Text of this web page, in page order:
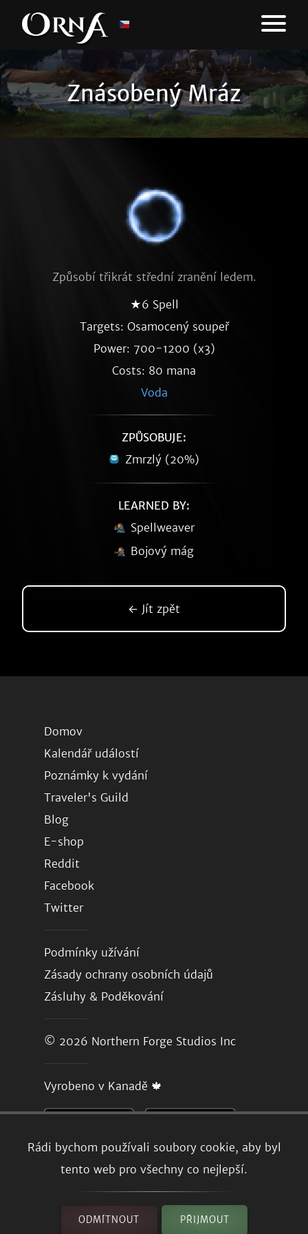
Znásobený Mráz
Rádi bychom používali soubory cookie, aby byl
tento web pro všechny co nejlepší.
ODMÍTNOUT PŘIJMOUT
Způsobí třikrát střední zranění ledem.
★6 Spell
Targets: Osamocený soupeř
Power: 700-1200 (x3)
Costs: 80 mana
Voda
ZPŮSOBUJE:
Zmrzlý (20%)
LEARNED BY:
Spellweaver
Bojový mág
← Jít zpět
Domov
Kalendář událostí
Poznámky k vydání
Traveler's Guild
Blog
E-shop
Reddit
Facebook
Twitter
Podmínky užívání
Zásady ochrany osobních údajů
Zásluhy & Poděkování
© 2026 Northern Forge Studios Inc
Vyrobeno v Kanadě 🍁